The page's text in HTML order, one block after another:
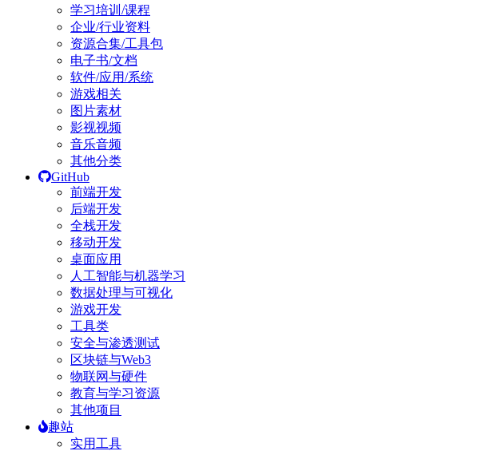
学习培训/课程
企业/行业资料
资源合集/工具包
电子书/文档
软件/应用/系统
游戏相关
图片素材
影视视频
音乐音频
其他分类
GitHub
前端开发
后端开发
全栈开发
移动开发
桌面应用
人工智能与机器学习
数据处理与可视化
游戏开发
工具类
安全与渗透测试
区块链与Web3
物联网与硬件
教育与学习资源
其他项目
趣站
实用工具